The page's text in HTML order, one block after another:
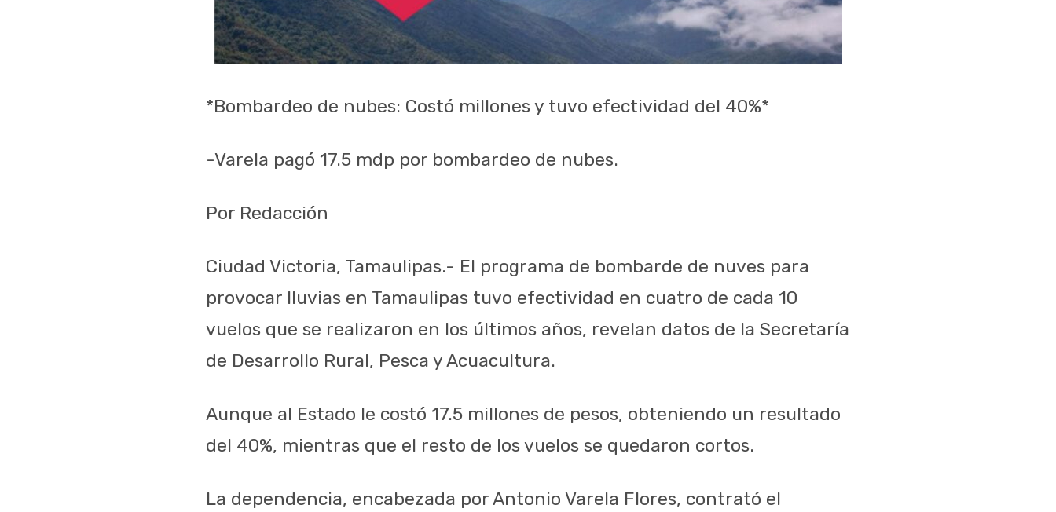
*Bombardeo de nubes: Costó millones y tuvo efectividad del 40%*
-Varela pagó 17.5 mdp por bombardeo de nubes.
Por Redacción
Ciudad Victoria, Tamaulipas.- El programa de bombarde de nuves para
provocar lluvias en Tamaulipas tuvo efectividad en cuatro de cada 10
vuelos que se realizaron en los últimos años, revelan datos de la Secretaría
de Desarrollo Rural, Pesca y Acuacultura.
Aunque al Estado le costó 17.5 millones de pesos, obteniendo un resultado
del 40%, mientras que el resto de los vuelos se quedaron cortos.
La dependencia, encabezada por Antonio Varela Flores, contrató el